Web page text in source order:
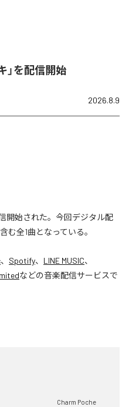
」を配信開始
2026.8.9
開始された。今回デジタル配
む全1曲となっている。
、 Spotify、 LINE MUSIC、
などの音楽配信サービスで
Charm Poche